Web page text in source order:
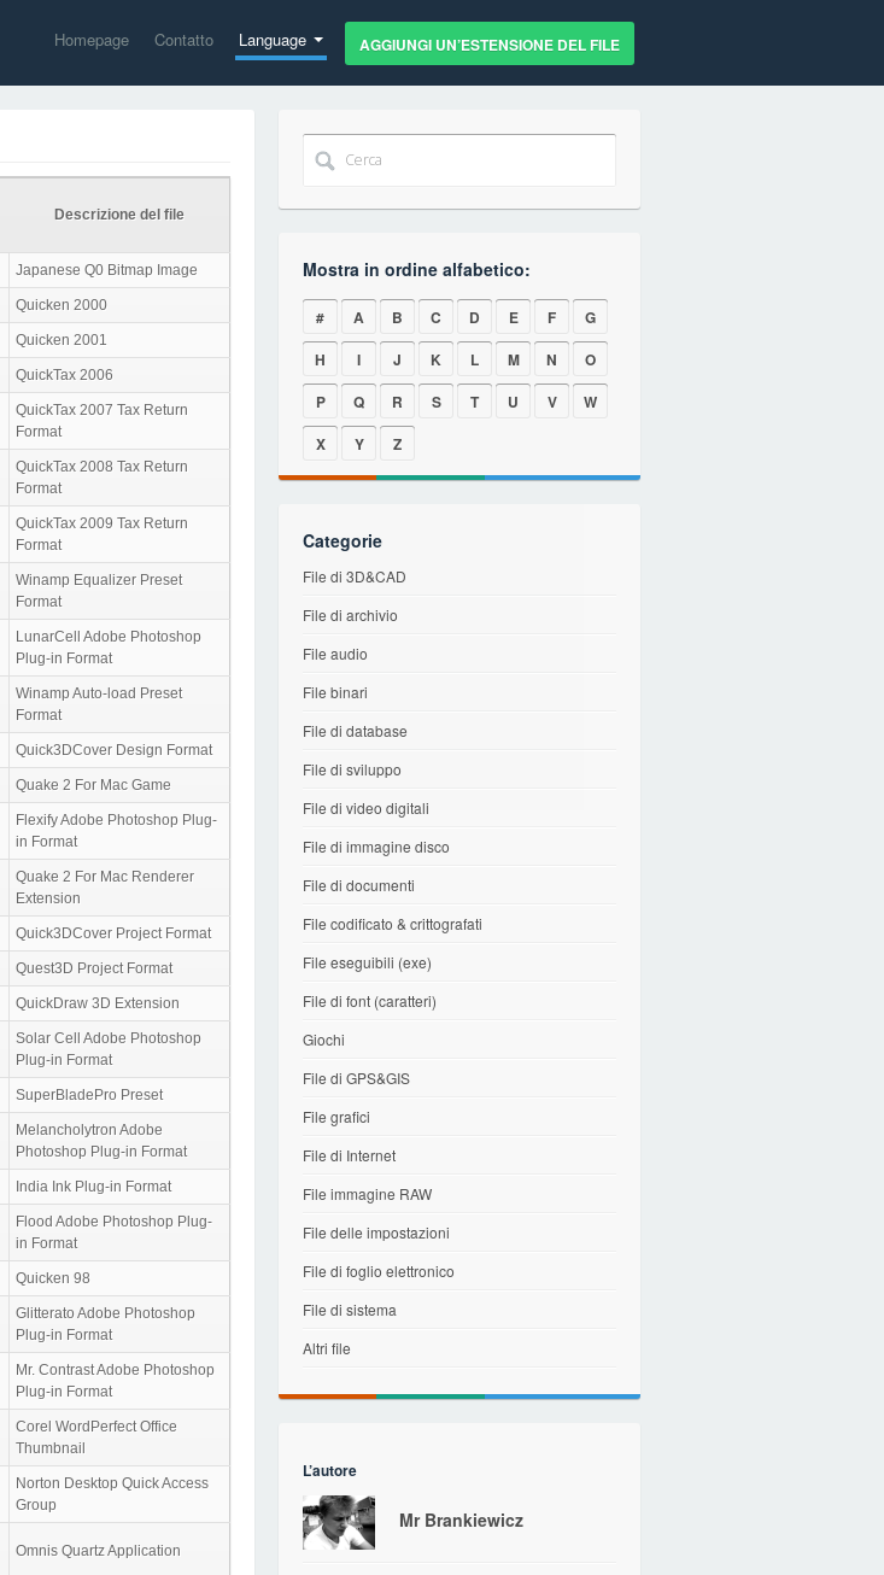
Homepage Contatto Language AGGIUNGI UN’ESTENSIONE DEL FILE
Descrizione del file
Japanese Q0 Bitmap Image
Quicken 2000
Quicken 2001
QuickTax 2006
QuickTax 2007 Tax Return
Format
QuickTax 2008 Tax Return
Format
QuickTax 2009 Tax Return
Format
Winamp Equalizer Preset
Format
LunarCell Adobe Photoshop
Plug-in Format
Winamp Auto-load Preset
Format
Quick3DCover Design Format
Quake 2 For Mac Game
Flexify Adobe Photoshop Plug-
in Format
Quake 2 For Mac Renderer
Extension
Quick3DCover Project Format
Quest3D Project Format
QuickDraw 3D Extension
Solar Cell Adobe Photoshop
Plug-in Format
SuperBladePro Preset
Melancholytron Adobe
Photoshop Plug-in Format
India Ink Plug-in Format
Flood Adobe Photoshop Plug-
in Format
Quicken 98
Glitterato Adobe Photoshop
Plug-in Format
Mr. Contrast Adobe Photoshop
Plug-in Format
Corel WordPerfect Office
Thumbnail
Norton Desktop Quick Access
Group
Omnis Quartz Application
Mostra in ordine alfabetico:
# A B C D E F
G
H
I J K L M N
O
P
Q R S T U V
W
X
Y Z
Categorie
File di 3D&CAD
File di archivio
File audio
File binari
File di database
File di sviluppo
File di video digitali
File di immagine disco
File di documenti
File codificato & crittografati
File eseguibili (exe)
File di font (caratteri)
Giochi
File di GPS&GIS
File grafici
File di Internet
File immagine RAW
File delle impostazioni
File di foglio elettronico
File di sistema
Altri file
L’autore
Mr Brankiewicz